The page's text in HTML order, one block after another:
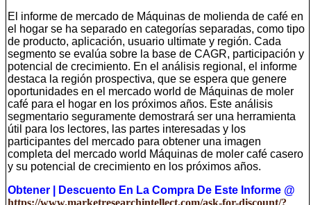
El informe de mercado de Máquinas de molienda de café en
el hogar se ha separado en categorías separadas, como tipo
de producto, aplicación, usuario ultimate y región. Cada
segmento se evalúa sobre la base de CAGR, participación y
potencial de crecimiento. En el análisis regional, el informe
destaca la región prospectiva, que se espera que genere
oportunidades en el mercado world de Máquinas de moler
café para el hogar en los próximos años. Este análisis
segmentario seguramente demostrará ser una herramienta
útil para los lectores, las partes interesadas y los
participantes del mercado para obtener una imagen
completa del mercado world Máquinas de moler café casero
y su potencial de crecimiento en los próximos años.
Obtener | Descuento En La Compra De Este Informe @